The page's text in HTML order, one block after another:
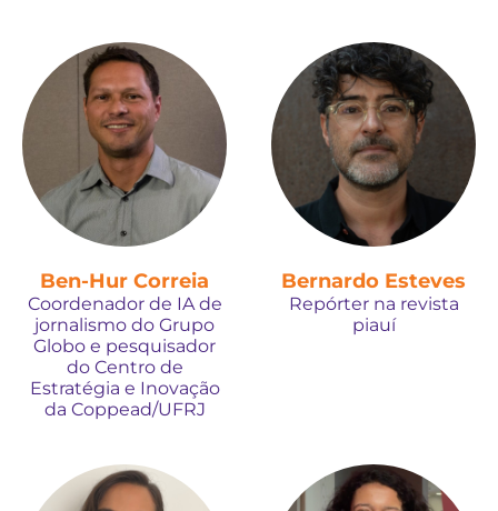
Ben-Hur Correia
Coordenador de IA de
jornalismo do Grupo
Globo e pesquisador
do Centro de
Estratégia e Inovação
da Coppead/UFRJ
Bernardo Esteves
Repórter na revista
piauí